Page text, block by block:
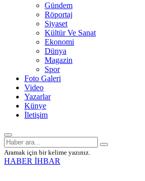
Gündem
Röportaj
Siyaset
Kültür Ve Sanat
Ekonomi
Dünya
Magazin
Spor
Foto Galeri
Video
Yazarlar
Künye
İletişim
Aramak için bir kelime yazınız.
HABER İHBAR